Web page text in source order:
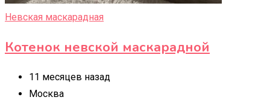
Невская маскарадная
Котенок невской маскарадной
11 месяцев назад
Москва